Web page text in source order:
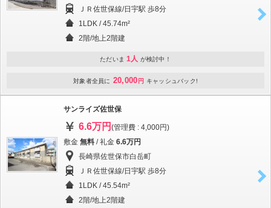
ＪＲ佐世保線/日宇駅 歩8分
1LDK / 45.74m²
2階/地上2階建
ただいま 1人 が検討中！
対象者全員に 20,000 円 キャッシュバック!
サンライズ佐世保
6.6万円 (管理費 : 4,000円)
敷金 無料 / 礼金 6.6万円
長崎県佐世保市白岳町
ＪＲ佐世保線/日宇駅 歩8分
1LDK / 45.54m²
2階/地上2階建